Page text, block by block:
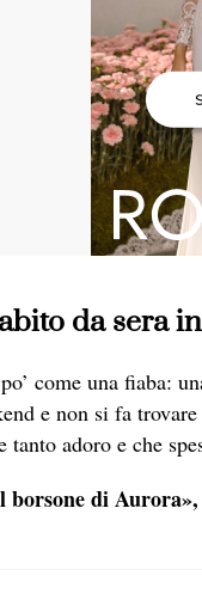
da sera
come una fiaba:
e non si fa
adoro e che
di